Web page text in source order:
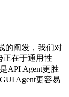
的阐发，我们对
正在于通用性
API Agent更胜
Agent更容易